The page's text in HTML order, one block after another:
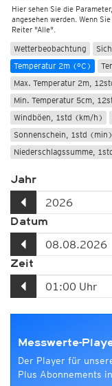
Hier sehen Sie die
angesehen werden. Wenn
Reiter "Alle".
Wetterbeobachtung
Temperatur 2m (°C)
Max. Temperatur 2m,
Min. Temperatur 5cm,
Windböen, 1std (km/h)
Sonnenschein, 1std (min)
Niederschlagssumme,
Jahr
Datum
Zeit
Messwerte-
Der Player für
Plus Abonnements